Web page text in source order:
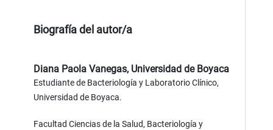
Biografía del autor/a
Diana Paola Vanegas, Universidad de Boyaca
Estudiante de Bacteriología y Laboratorio Clínico,
Universidad de Boyaca.
Facultad Ciencias de la Salud, Bacteriología y